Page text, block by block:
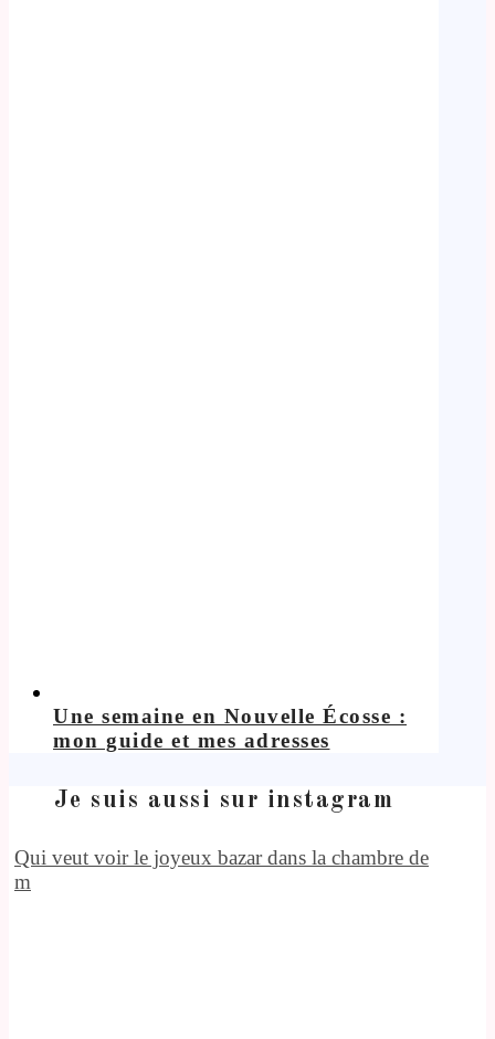
Une semaine en Nouvelle Écosse :
mon guide et mes adresses
Je suis aussi sur instagram
Qui veut voir le joyeux bazar dans la chambre de
m